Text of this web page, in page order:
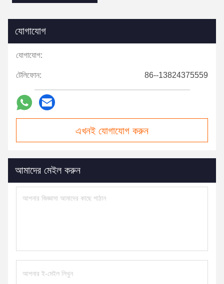
যোগাযোগ
যোগাযোগ:
টেলিফোন: 86--13824375559
এখনই যোগাযোগ করুন
আমাদের মেইল করুন